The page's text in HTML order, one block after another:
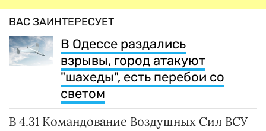
ВАС ЗАИНТЕРЕСУЕТ
В Одессе раздались
взрывы, город атакуют
"шахеды", есть перебои со
светом
В 4.31 Командование Воздушных Сил ВСУ